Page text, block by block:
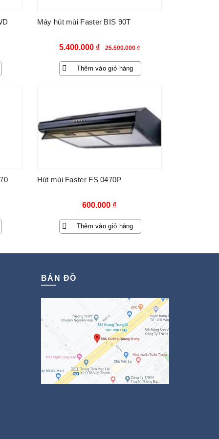
Máy hút mùi Faster BIS 90T
25.500.000₫
Giá
gốc
là:
5.400.000 ₫
Giá
hiện
tại
5.400.000 ₫.
Thêm vào giỏ hàng
Hút mùi Faster FS 0470P
600.000 ₫
Thêm vào giỏ hàng
BẢN ĐỒ